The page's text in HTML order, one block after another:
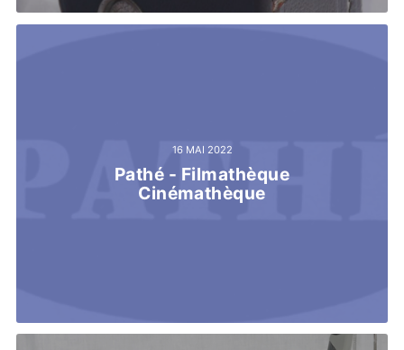
16 MAI 2022
Pathé - Filmathèque
Cinémathèque